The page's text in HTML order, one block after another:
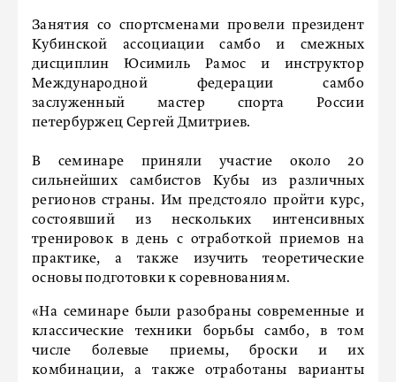
Занятия со спортсменами провели президент
Кубинской ассоциации самбо и смежных
дисциплин Юсимиль Рамос и инструктор
Международной федерации самбо
заслуженный мастер спорта России
петербуржец Сергей Дмитриев.
В семинаре приняли участие около 20
сильнейших самбистов Кубы из различных
регионов страны. Им предстояло пройти курс,
состоявший из нескольких интенсивных
тренировок в день с отработкой приемов на
практике, а также изучить теоретические
основы подготовки к соревнованиям.
«На семинаре были разобраны современные и
классические техники борьбы самбо, в том
числе болевые приемы, броски и их
комбинации, а также отработаны варианты